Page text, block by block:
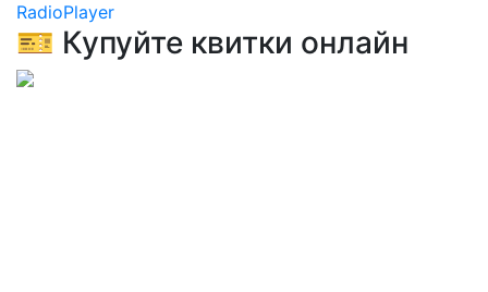
RadioPlayer
🎫 Купуйте квитки онлайн